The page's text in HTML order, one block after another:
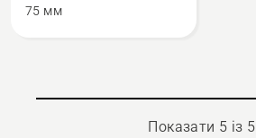
для
75 мм
Показати 5 із 5